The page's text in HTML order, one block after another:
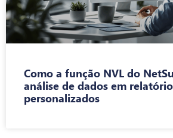
Como a função NVL do
análise de dados em
personalizados